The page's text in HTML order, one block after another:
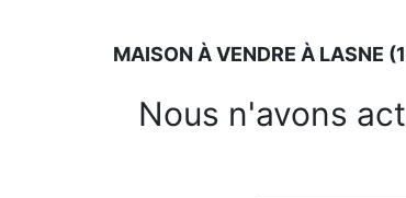
MAISON À VENDRE À LASNE
Nous n'avons